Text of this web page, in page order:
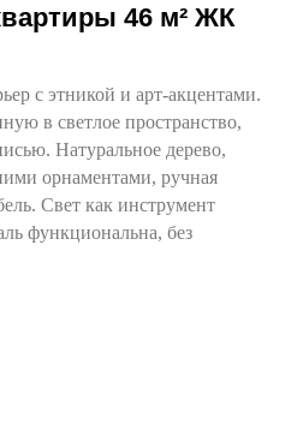
46 м² ЖК
с этникой и арт-акцентами.
в светлое пространство,
Натуральное дерево,
орнаментами, ручная
Свет как инструмент
функциональна, без